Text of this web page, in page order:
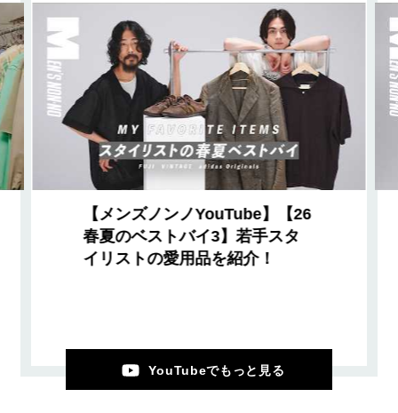
【メンズノンノYouTube】【26
春夏のベストバイ3】若手スタ
イリストの愛用品を紹介！
YouTubeでもっと見る